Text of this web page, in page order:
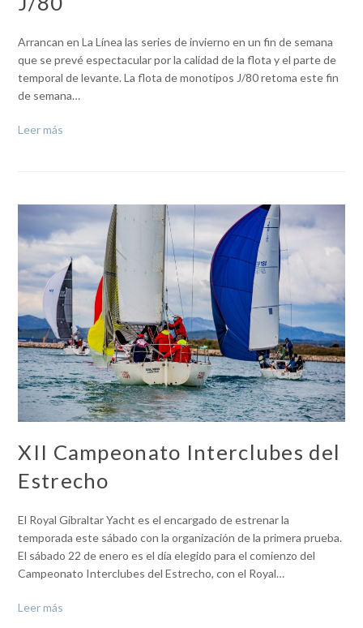
Arrancan en La Línea las series de invierno en un fin de semana
que se prevé espectacular por la calidad de la flota y el parte de
temporal de levante. La flota de monotipos J/80 retoma este fin
de semana…
Leer más
XII Campeonato Interclubes del
Estrecho
El Royal Gibraltar Yacht es el encargado de estrenar la
temporada este sábado con la organización de la primera prueba.
El sábado 22 de enero es el día elegido para el comienzo del
Campeonato Interclubes del Estrecho, con el Royal…
Leer más